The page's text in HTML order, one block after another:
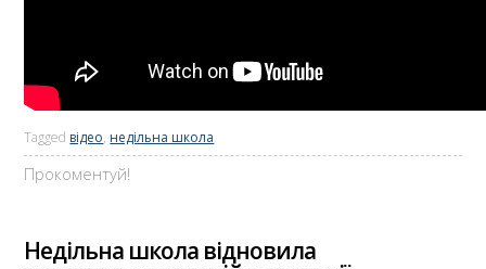
Tagged відео, недільна школа
Прокоментуй!
Недільна школа відновила